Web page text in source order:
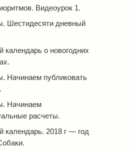
Видеоурок 1.
Шестидесяти дневный
календарь о новогодних
Начинаем публиковать
Начинаем
расчеты.
календарь. 2018 г — год